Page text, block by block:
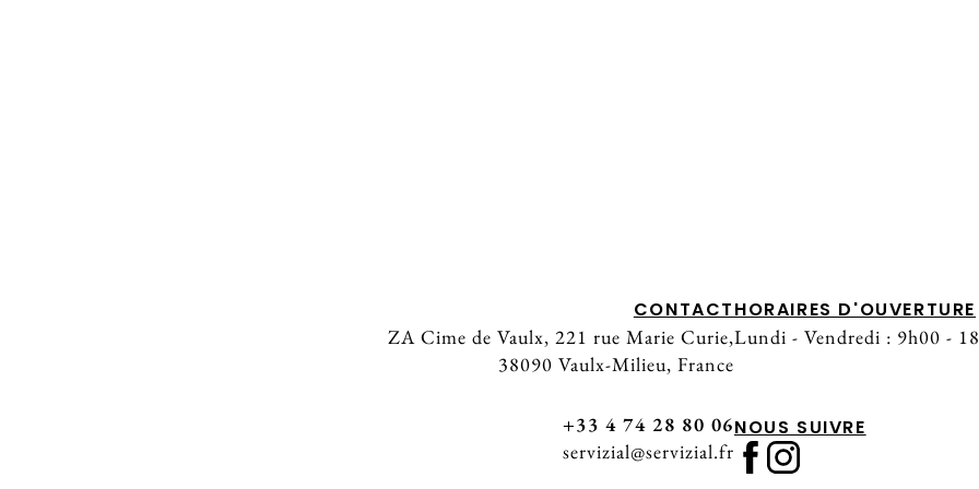
CONTACT
ZA Cime de Vaulx, 221 rue Marie Curie,
38090 Vaulx-Milieu, France
+33 4 74 28 80 06
servizial@servizial.fr
HORAIRES D'OUVERTURE
Lundi - Vendredi : 9h00 -
NOUS SUIVRE